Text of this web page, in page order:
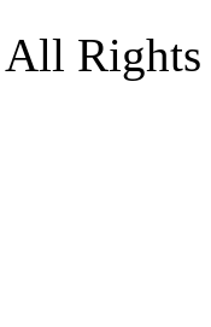
Rights